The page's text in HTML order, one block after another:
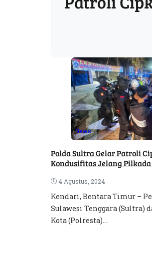
News
Polda Sultra Gelar Patroli
Kondusifitas Jelang Pilkada
4 Agustus, 2024
Kendari, Bentara Timur –
Sulawesi Tenggara (Sultra)
Kota (Polresta)...